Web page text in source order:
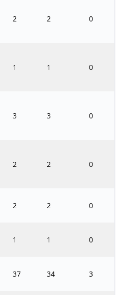
2 2 0
1 1 0
3 3 0
2 2 0
2 2 0
1 1 0
37 34 3